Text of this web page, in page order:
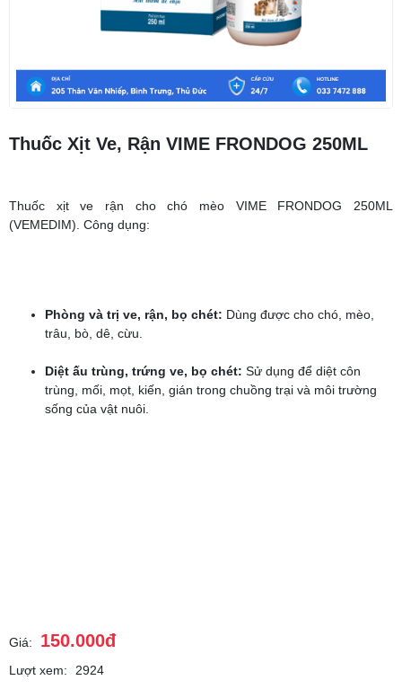
Thuốc Xịt Ve, Rận VIME FRONDOG 250ML
Thuốc xịt ve rận cho chó mèo VIME FRONDOG 250ML
(VEMEDIM). Công dụng:
Phòng và trị ve, rận, bọ chét: Dùng được cho chó, mèo,
trâu, bò, dê, cừu.
Diệt ấu trùng, trứng ve, bọ chét: Sử dụng để diệt côn
trùng, mối, mọt, kiến, gián trong chuồng trại và môi trường
sống của vật nuôi.
Giá: 150.000đ
Lượt xem: 2924